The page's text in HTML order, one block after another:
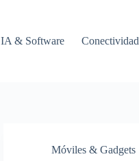
IA & Software Conectividad
Móviles & Gadgets